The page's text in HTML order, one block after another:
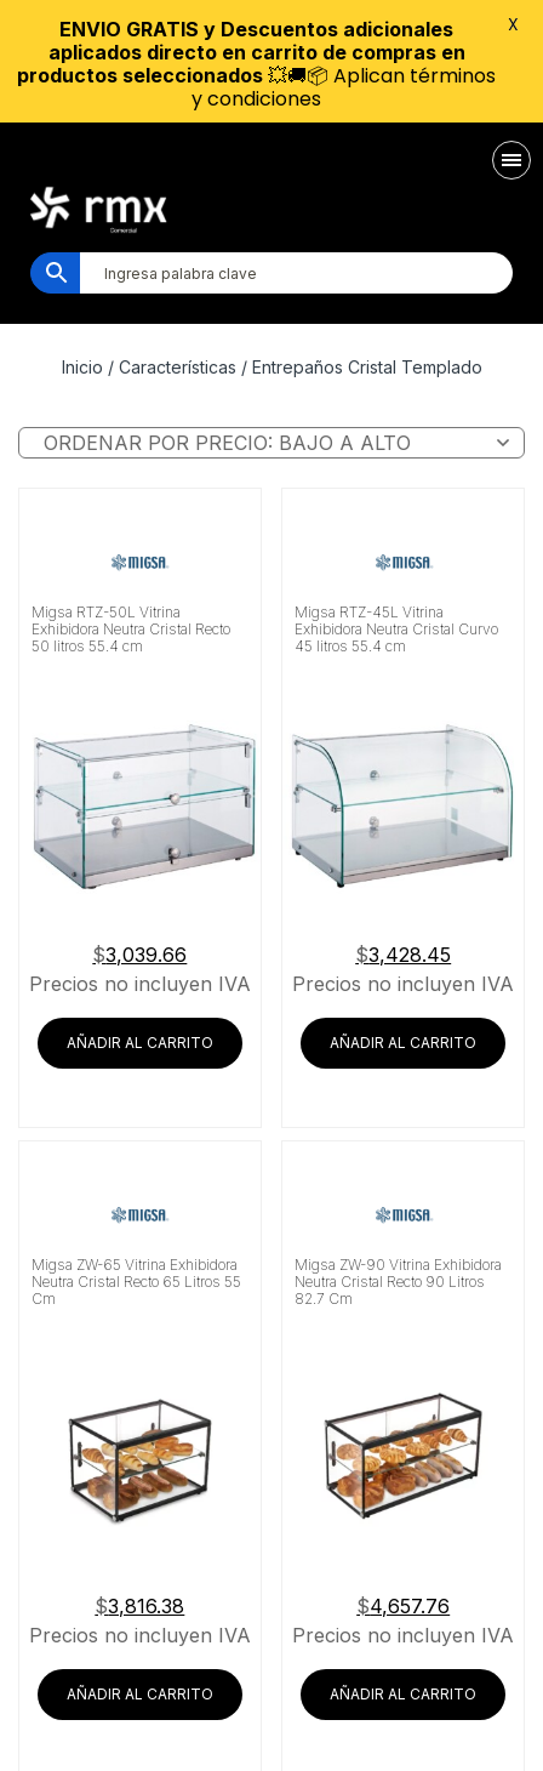
Inicio / Características / Entrepaños Cristal Templado
Migsa RTZ-50L Vitrina
Exhibidora Neutra Cristal Recto
50 litros 55.4 cm
$3,039.66
Precios no incluyen IVA
AÑADIR AL CARRITO
Migsa RTZ-45L Vitrina
Exhibidora Neutra Cristal Curvo
45 litros 55.4 cm
$3,428.45
Precios no incluyen IVA
AÑADIR AL CARRITO
Migsa ZW-65 Vitrina Exhibidora
Neutra Cristal Recto 65 Litros 55
Cm
$3,816.38
Precios no incluyen IVA
AÑADIR AL CARRITO
Migsa ZW-90 Vitrina Exhibidora
Neutra Cristal Recto 90 Litros
82.7 Cm
$4,657.76
Precios no incluyen IVA
AÑADIR AL CARRITO
ENVIO GRATIS y Descuentos adicionales
aplicados directo en carrito de compras en
productos seleccionados 💥🚚📦 Aplican términos
y condiciones
X